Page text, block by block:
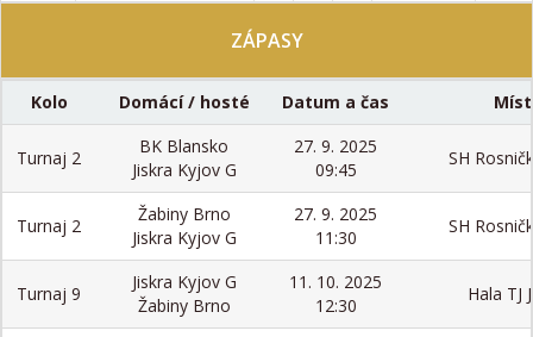
ZÁPASY
Kolo Domácí / hosté Datum a čas
Turnaj 2
BK Blansko
Jiskra Kyjov G
27. 9. 2025
09:45
SH
Turnaj 2
Žabiny Brno
Jiskra Kyjov G
27. 9. 2025
11:30
SH
Turnaj 9
Jiskra Kyjov G
Žabiny Brno
11. 10. 2025
12:30
Hala TJ